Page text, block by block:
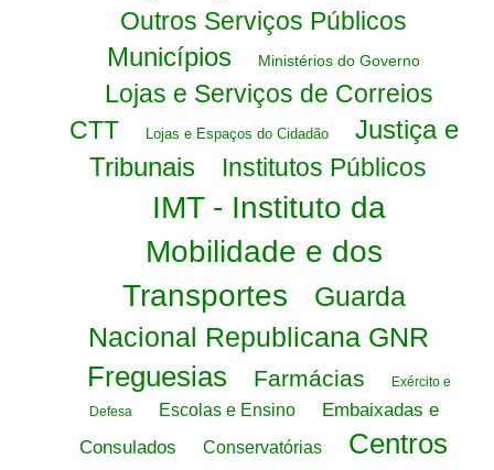
Outros Serviços Públicos
Municípios Ministérios do Governo
Lojas e Serviços de Correios
CTT
Lojas e Espaços do Cidadão
Justiça e
Tribunais
Institutos Públicos
IMT - Instituto da
Mobilidade e dos
Transportes
Guarda
Nacional Republicana GNR
Freguesias Farmácias
Exército e
Defesa
Escolas e Ensino
Embaixadas e
Consulados
Conservatórias
Centros